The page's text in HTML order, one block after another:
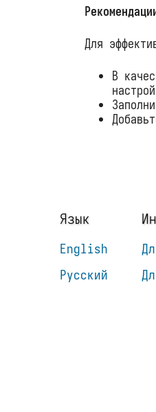
Для
В
Язык
English
Русский